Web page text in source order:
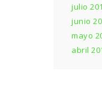
julio
junio
mayo
abril
para